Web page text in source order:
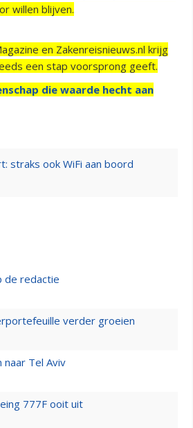
willen blijven.
en Zakenreisnieuws.nl krijg
een stap voorsprong geeft.
die waarde hecht aan
straks ook WiFi aan boord
de redactie
verder groeien
naar Tel Aviv
777F ooit uit